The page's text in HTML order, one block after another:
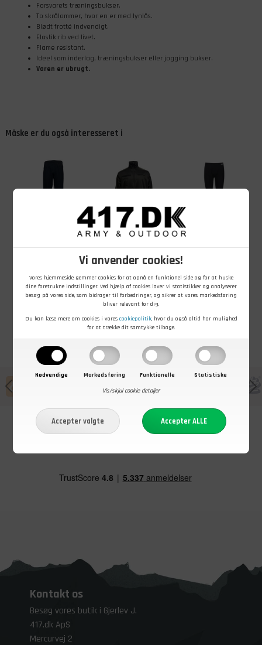
Vi anvender cookies!
Vores hjemmeside gemmer cookies for at opnå en funktionel side og for at huske
dine foretrukne indstillinger. Ved hjælp af cookies laver vi statistikker og analyserer
besøg på vores side, som bidrager til forbedringer, og sikrer at vores markedsføring
bliver relevant for dig.
Du kan læse mere om cookies i vores cookiepolitik, hvor du også altid har mulighed
for at trække dit samtykke tilbage.
Nødvendige Markedsføring Funktionelle
Statistiske
Vis/skjul cookie detaljer
Forsvarets træningsbukser.
To skrålommer, hvor en er med lynlås.
Blødt frotté indvendigt.
Elastik rib ved livet.
Flame resistant.
Ideel som inderlag, træningsbukser eller jogging bukser.
Varen er ubrugt.
Måske er du også interesseret i
Forsvarets
Mellembeklædning,
På lager - Køb nu
199,00 DKK
Forsvarets
Mellembeklædning,
Jakke, Ubrugt
På lager - Køb nu
159,00
Forsvarets
På lager - Køb nu
Kontakt os
Besøg vores butik i Gjerlev J.
417.dk ApS
Mercurvej 2